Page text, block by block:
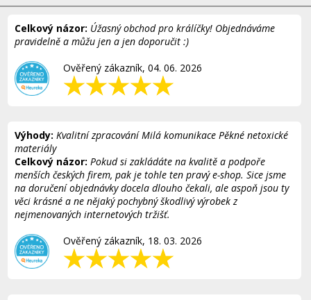
Celkový názor: Úžasný obchod pro králíčky! Objednáváme
pravidelně a můžu jen a jen doporučit :)
Ověřený zákazník, 04. 06. 2026
Výhody: Kvalitní zpracování Milá komunikace Pěkné netoxické
materiály
Celkový názor: Pokud si zakládáte na kvalitě a podpoře
menších českých firem, pak je tohle ten pravý e-shop. Sice jsme
na doručení objednávky docela dlouho čekali, ale aspoň jsou ty
věci krásné a ne nějaký pochybný škodlivý výrobek z
nejmenovaných internetových tržišť.
Ověřený zákazník, 18. 03. 2026